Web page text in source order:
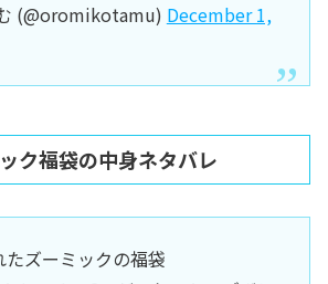
(@oromikotamu) December 1,
ク福袋の中身ネタバレ
ズーミックの福袋